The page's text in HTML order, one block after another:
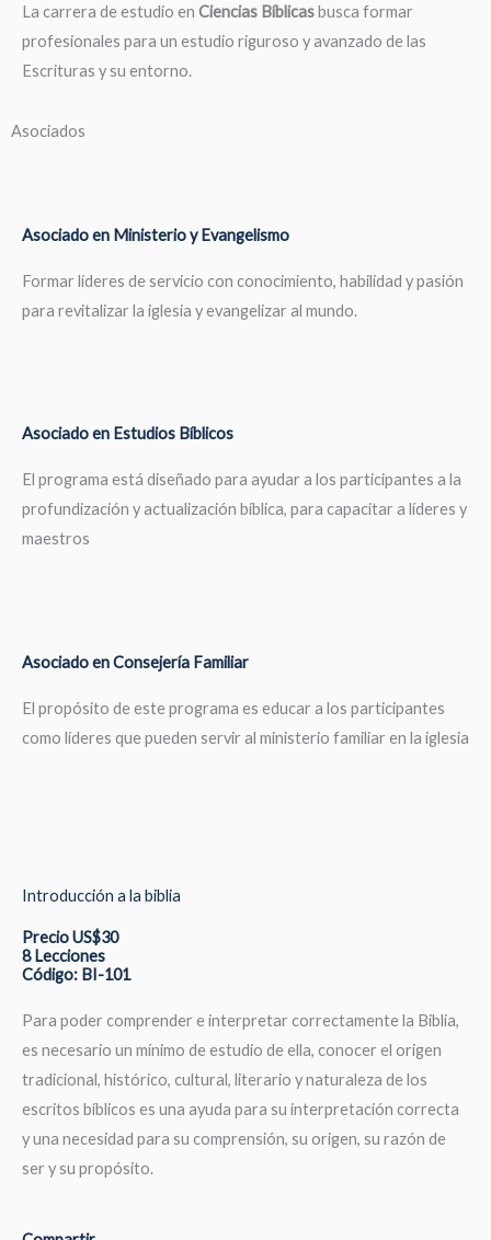
La carrera de estudio en Ciencias Bíblicasbusca formar
profesionales para un estudio riguroso y avanzado de las
Escrituras y su entorno.
Asociados
Asociado en Ministerio y Evangelismo
Formar líderes de servicio con conocimiento, habilidad y pasión
para revitalizar la iglesia y evangelizar al mundo.
Asociado en Estudios Bíblicos
El programa está diseñado para ayudar a los participantes a la
profundización y actualización bíblica, para capacitar a líderes y
maestros
Asociado en Consejería Familiar
El propósito de este programa es educar a los participantes
como líderes que pueden servir al ministerio familiar en la iglesia
Introducción a la biblia
Precio US$30
8 Lecciones
Código: BI-101
Para poder comprender e interpretar correctamente la Biblia,
es necesario un mínimo de estudio de ella, conocer el origen
tradicional, histórico, cultural, literario y naturaleza de los
escritos bíblicos es una ayuda para su interpretación correcta
y una necesidad para su comprensión, su origen, su razón de
ser y su propósito.